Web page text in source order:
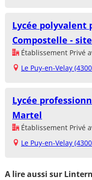
Lycée polyvalent
Compostelle -
Établissement Privé
Le Puy-en-Velay
Lycée
Martel
Établissement Privé
Le Puy-en-Velay
A lire aussi sur